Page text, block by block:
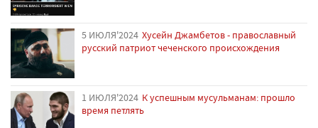
5 ИЮЛЯ'2024 Хусейн Джамбетов - православный
русский патриот чеченского происхождения
1 ИЮЛЯ'2024 К успешным мусульманам: прошло
время петлять